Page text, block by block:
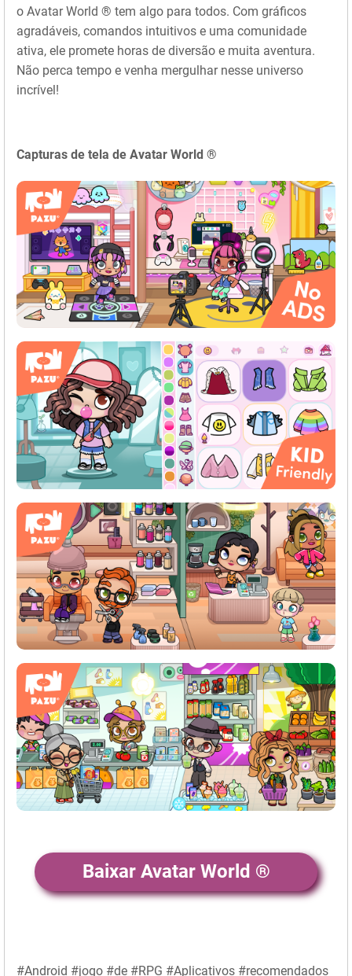
o Avatar World ® tem algo para todos. Com gráficos
agradáveis, comandos intuitivos e uma comunidade
ativa, ele promete horas de diversão e muita aventura.
Não perca tempo e venha mergulhar nesse universo
incrível!
Capturas de tela de Avatar World ®
Baixar Avatar World ®
#Android #jogo #de #RPG #Aplicativos #recomendados